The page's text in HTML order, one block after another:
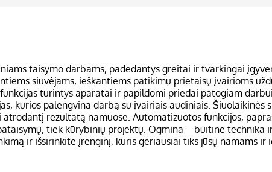
taisymo darbams, padedantys greitai ir tvarkingai
siuvėjams, ieškantiems patikimų prietaisų įvairioms
turintys aparatai ir papildomi priedai patogiam
kurios palengvina darbą su įvairiais audiniais. Šiuolaikinės
rezultatą namuose. Automatizuotos funkcijos,
tiek kūrybinių projektų. Ogmina – buitinė
ir išsirinkite įrenginį, kuris geriausiai tiks jūsų namams ir